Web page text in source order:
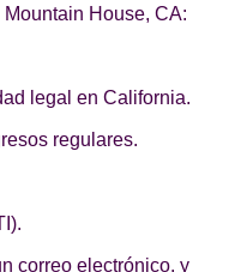
House, CA:
legal en California.
regulares.
correo electrónico, y